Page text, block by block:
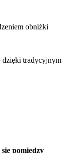
obniżki
dzięki tradycyjnym
pomiędzy